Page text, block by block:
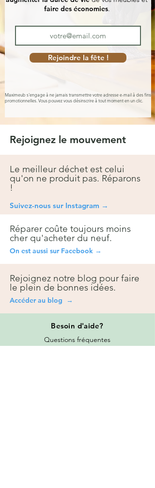
faire des économies.
Rejoindre la fête !
Maximeub s'engage à ne jamais transmettre votre adresse e-mail à des fins
promotionnelles. Vous pouvez vous désinscrire à tout moment en un clic.
Rejoignez le mouvement
Le meilleur déchet est celui
qu'on ne produit pas. Réparons
!
Suivez-nous sur Instagram →
Réparer coûte toujours moins
cher qu'acheter du neuf.
On est aussi sur Facebook →
Rejoignez notre blog pour faire
le plein de bonnes idées.
Accéder au blog →
Besoin d'aide?
Questions fréquentes